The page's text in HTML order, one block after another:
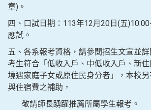
章)。
四、口試日期：113年12月20日(五
應試。
五、各系報考資格，請參閱招生文宣並詳
考生符合「低收入戶、中低收入戶、新
境遇家庭子女或原住民身分者」，本校
與住宿費之補助，
敬請師長踴躍推薦所屬學生報考。